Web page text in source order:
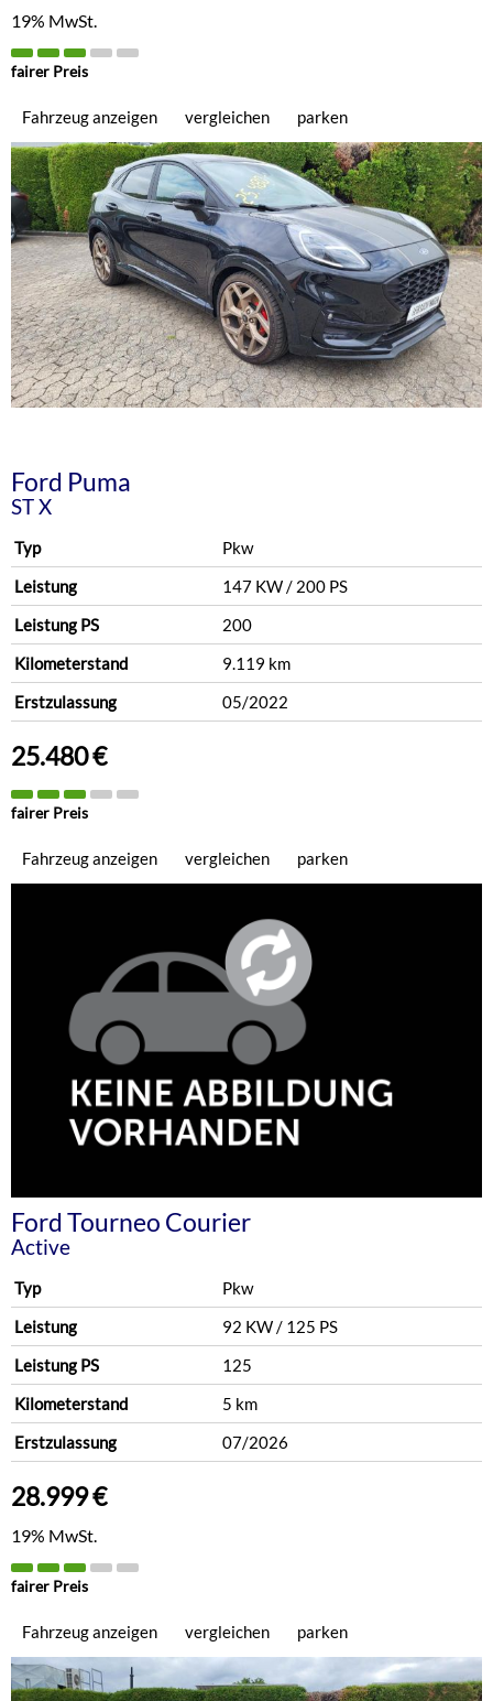
19% MwSt.
fairer Preis
Fahrzeug anzeigen vergleichen parken
Ford Puma
ST X
Typ
Pkw
Leistung
147 KW / 200 PS
Leistung PS
200
Kilometerstand
9.119 km
Erstzulassung
05/2022
25.480 €
fairer Preis
Fahrzeug anzeigen vergleichen parken
FordTourneo Courier
Active
Typ
Pkw
Leistung
92 KW / 125 PS
Leistung PS
125
Kilometerstand
5 km
Erstzulassung
07/2026
28.999 €
19% MwSt.
fairer Preis
Fahrzeug anzeigen vergleichen parken